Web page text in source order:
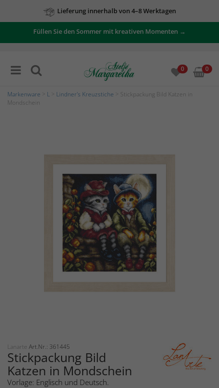
Lieferung innerhalb von 4–8 Werktagen
Füllen Sie den Sommer mit kreativen Momenten →
0 0
Markenware L Lindner's Kreuzstiche > Stickpackung Bild Katzen in
Mondschein
Lanarte Art.Nr.: 361445
Stickpackung Bild
Katzen in Mondschein
Vorlage: Englisch und Deutsch.